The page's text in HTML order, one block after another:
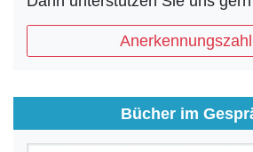
Bücher im